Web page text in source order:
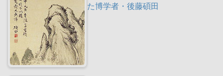
た博学者・後藤碩田